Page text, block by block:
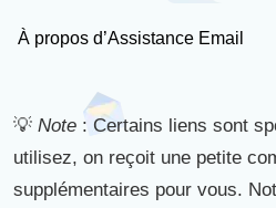
À propos d’Assistance Email
💡 Note : Certains liens sont
utilisez, on reçoit une petite
supplémentaires pour vous.